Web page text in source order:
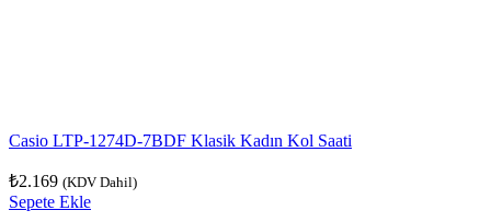
Casio LTP-1274D-7BDF Klasik Kadın Kol Saati
₺2.169 (KDV Dahil)
Sepete Ekle